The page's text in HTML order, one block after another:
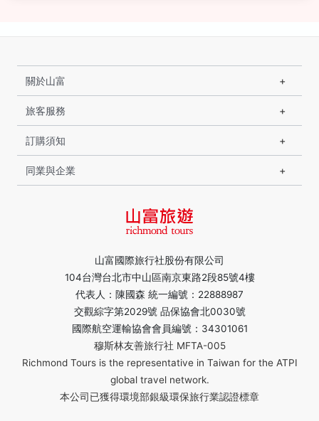
山富國際旅行社股份有限公司
104台灣台北市中山區南京東路2段85號4樓
代表人：陳國森 統一編號：22888987
交觀綜字第2029號 品保協會北0030號
國際航空運輸協會會員編號：34301061
穆斯林友善旅行社 MFTA-005
Richmond Tours is the representative in Taiwan for the ATPI
global travel network.
本公司已獲得環境部銀級環保旅行業認證標章
關於山富
旅客服務
訂購須知
同業與企業